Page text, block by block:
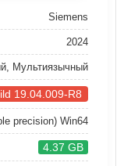
Siemens
2024
Мультиязычный
19.04.009-R8
precision) Win64
4.37 GB